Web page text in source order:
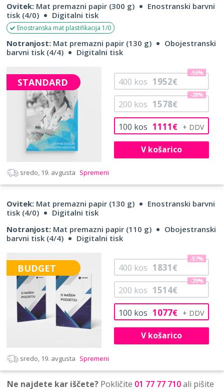
Ovitek: Mat premazni papir (300 g)
Enostranski barvni
tisk (4/0)
Digitalni tisk
Enostranska mat plastifikacija 1/0
Notranjost: Mat premazni papir (130 g)
Obojestranski
barvni tisk (4/4)
Digitalni tisk
STANDARD
100 kos 1111€
200 kos 1578€
-28%
400 kos 1952€
-56%
V košarico
sredo, 19. avgusta Spremeni
Ovitek: Mat premazni papir (130 g)
Enostranski barvni
tisk (4/0)
Digitalni tisk
Notranjost: Mat premazni papir (110 g)
Obojestranski
barvni tisk (4/4)
Digitalni tisk
BUDGET
100 kos 1077€
200 kos 1514€
-29%
400 kos 1831€
-57%
V košarico
sredo, 19. avgusta Spremeni
Ne najdete kar iščete? Pokličite 01 77 77 710ali pišite